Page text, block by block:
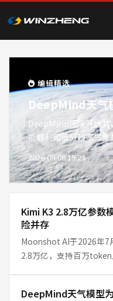
赢政天下 AI
编辑精选
DeepMind天气
DeepMind团队开放
能够利用低分辨率气
供了额外一天的预警
型在效率与准确性上
域。
2026-08-08 19:23
Kimi K3 2.8万亿参数
险并存
Moonshot AI于2026年7
2.8万亿，支持百万
DeepMind天气模型